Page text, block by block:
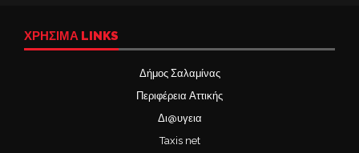
ΧΡΉΣΙΜΑ LINKS
Δήμος Σαλαμίνας
Περιφέρεια Αττικής
Δι@υγεια
Taxis net